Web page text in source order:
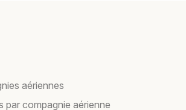
aériennes
par compagnie aérienne